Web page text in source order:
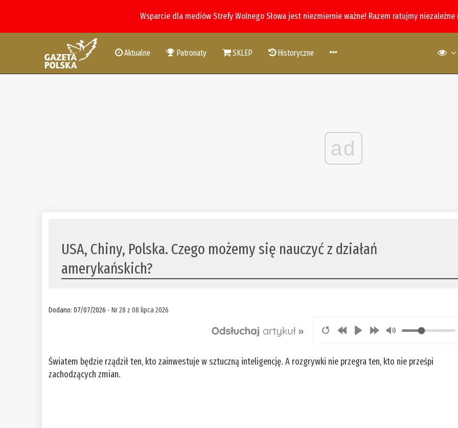
Wsparcie dla mediów Strefy Wolnego Słowa jest niezmiernie ważne! Razem ratujmy
Aktualne Patronaty SKLEP Historyczne
ad
USA, Chiny, Polska. Czego możemy się nauczyć z działań
amerykańskich?
Dodano: 07/07/2026 -Nr 28 z 08 lipca 2026
Światem będzie rządził ten, kto zainwestuje w sztuczną inteligencję. A rozgrywki nie przegra ten, kto nie prześpi
zachodzących zmian.